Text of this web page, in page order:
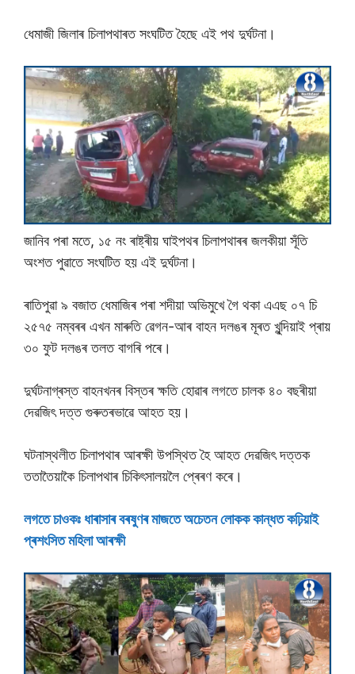
ধেমাজী জিলাৰ চিলাপথাৰত সংঘটিত হৈছে এই পথ দুৰ্ঘটনা।
জানিব পৰা মতে, ১৫ নং ৰাষ্ট্ৰীয় ঘাইপথৰ চিলাপথাৰৰ জলকীয়া সূঁতি
অংশত পুৱাতে সংঘটিত হয় এই দুৰ্ঘটনা।
ৰাতিপুৱা ৯ বজাত ধেমাজিৰ পৰা শদীয়া অভিমুখে গৈ থকা এএছ ০৭ চি
২৫৭৫ নম্বৰৰ এখন মাৰুতি ৱেগন-আৰ বাহন দলঙৰ মূৰত খুন্দিয়াই প্ৰায়
৩০ ফুট দলঙৰ তলত বাগৰি পৰে।
দুৰ্ঘটনাগ্ৰস্ত বাহনখনৰ বিস্তৰ ক্ষতি হোৱাৰ লগতে চালক ৪০ বছৰীয়া
দেৱজিৎ দত্ত গুৰুতৰভাৱে আহত হয়।
ঘটনাস্থলীত চিলাপথাৰ আৰক্ষী উপস্থিত হৈ আহত দেৱজিৎ দত্তক
ততাতৈয়াকৈ চিলাপথাৰ চিকিৎসালয়লৈ প্ৰেৰণ কৰে।
লগতে চাওকঃ ধাৰাসাৰ বৰষুণৰ মাজতে অচেতন লোকক কান্ধত কঢ়িয়াই
প্ৰশংসিত মহিলা আৰক্ষী